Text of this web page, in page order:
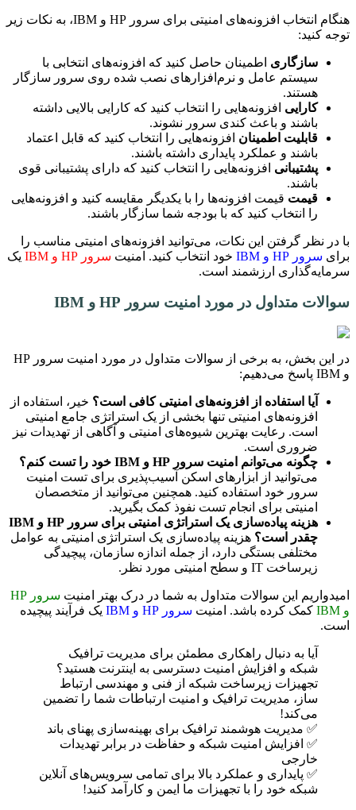
هنگام انتخاب افزونه‌های امنیتی برای سرور HP و IBM، به نکات زیر
توجه کنید:
سازگاری اطمینان حاصل کنید که افزونه‌های انتخابی با
سیستم عامل و نرم‌افزارهای نصب شده روی سرور سازگار
هستند.
کارایی افزونه‌هایی را انتخاب کنید که کارایی بالایی داشته
باشند و باعث کندی سرور نشوند.
قابلیت اطمینان افزونه‌هایی را انتخاب کنید که قابل اعتماد
باشند و عملکرد پایداری داشته باشند.
پشتیبانی افزونه‌هایی را انتخاب کنید که دارای پشتیبانی قوی
باشند.
قیمت قیمت افزونه‌ها را با یکدیگر مقایسه کنید و افزونه‌هایی
را انتخاب کنید که با بودجه شما سازگار باشند.
با در نظر گرفتن این نکات، می‌توانید افزونه‌های امنیتی مناسب را
برای سرور HP و IBM خود انتخاب کنید. امنیت سرور HP و IBM
یک
سرمایه‌گذاری ارزشمند است.
سوالات متداول در مورد امنیت سرور HP و IBM
در این بخش، به برخی از سوالات متداول در مورد امنیت سرور HP
و IBM پاسخ می‌دهیم:
آیا استفاده از افزونه‌های امنیتی کافی است؟ خیر، استفاده از
افزونه‌های امنیتی تنها بخشی از یک استراتژی جامع امنیتی
است. رعایت بهترین شیوه‌های امنیتی و آگاهی از تهدیدات نیز
ضروری است.
چگونه می‌توانم امنیت سرور HP و IBM خود را تست کنم؟
می‌توانید از ابزارهای اسکن آسیب‌پذیری برای تست امنیت
سرور خود استفاده کنید. همچنین می‌توانید از متخصصان
امنیتی برای انجام تست نفوذ کمک بگیرید.
هزینه پیاده‌سازی یک استراتژی امنیتی برای سرور HP و IBM
چقدر است؟ هزینه پیاده‌سازی یک استراتژی امنیتی به عوامل
مختلفی بستگی دارد، از جمله اندازه سازمان، پیچیدگی
زیرساخت IT و سطح امنیتی مورد نظر.
امیدواریم این سوالات متداول به شما در درک بهتر امنیت
سرور HP
و IBM
کمک کرده باشد. امنیت سرور HP و IBM
یک فرآیند پیچیده
است.
آیا به دنبال راهکاری مطمئن برای مدیریت ترافیک
شبکه و افزایش امنیت دسترسی به اینترنت هستید؟
تجهیزات زیرساخت شبکه از فنی و مهندسی ارتباط
ساز، مدیریت ترافیک و امنیت ارتباطات شما را تضمین
می‌کند!
✅ مدیریت هوشمند ترافیک برای بهینه‌سازی پهنای باند
✅ افزایش امنیت شبکه و حفاظت در برابر تهدیدات
خارجی
✅ پایداری و عملکرد بالا برای تمامی سرویس‌های آنلاین
شبکه خود را با تجهیزات ما ایمن و کارآمد کنید!